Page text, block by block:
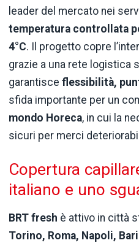
leader del mercato nei
temperatura controllata
4°C. Il progetto copre
grazie a una rete logistica
garantisce flessibilità,
sfida importante per un
mondo Horeca, in cui la
sicuri per merci
Copertura
italiano e uno
BRT fresh è attivo in città
Torino, Roma, Napoli,